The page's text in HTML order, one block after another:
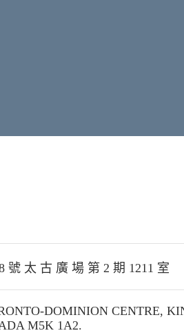
號 太 古 廣 場 第 2 期 1211 室
DOMINION CENTRE,
M5K 1A2.